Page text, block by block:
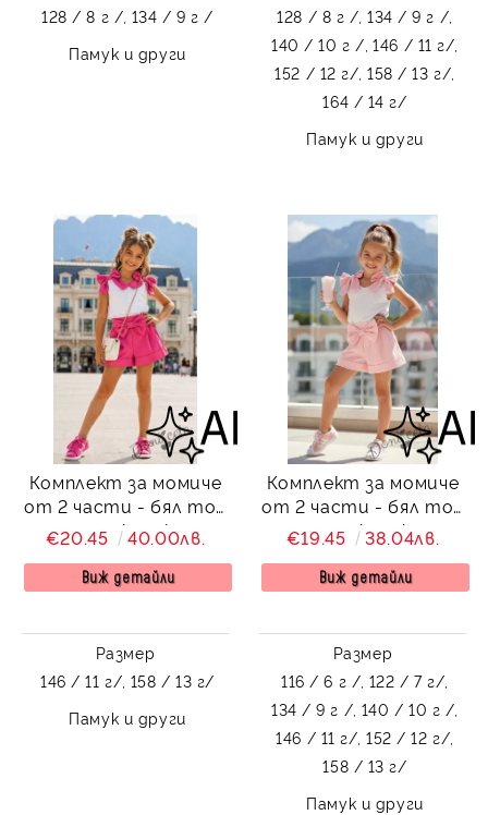
128 / 8 г /, 134 / 9 г /
Памук и други
128 / 8 г /, 134 / 9 г /,
140 / 10 г /, 146 / 11 г/,
152 / 12 г/, 158 / 13 г/,
164 / 14 г/
Памук и други
Комплект за момиче
от 2 части - бял топ
с панделки и къси
панталонки в цвят
циклама
€20.45 40.00лв.
Виж детайли
Размер
146 / 11 г/, 158 / 13 г/
Памук и други
Комплект за момиче
от 2 части - бял топ
с панделки и къси
панталонки в
прасковен цвят
€19.45 38.04лв.
Виж детайли
Размер
116 / 6 г /, 122 / 7 г/,
134 / 9 г /, 140 / 10 г /,
146 / 11 г/, 152 / 12 г/,
158 / 13 г/
Памук и други